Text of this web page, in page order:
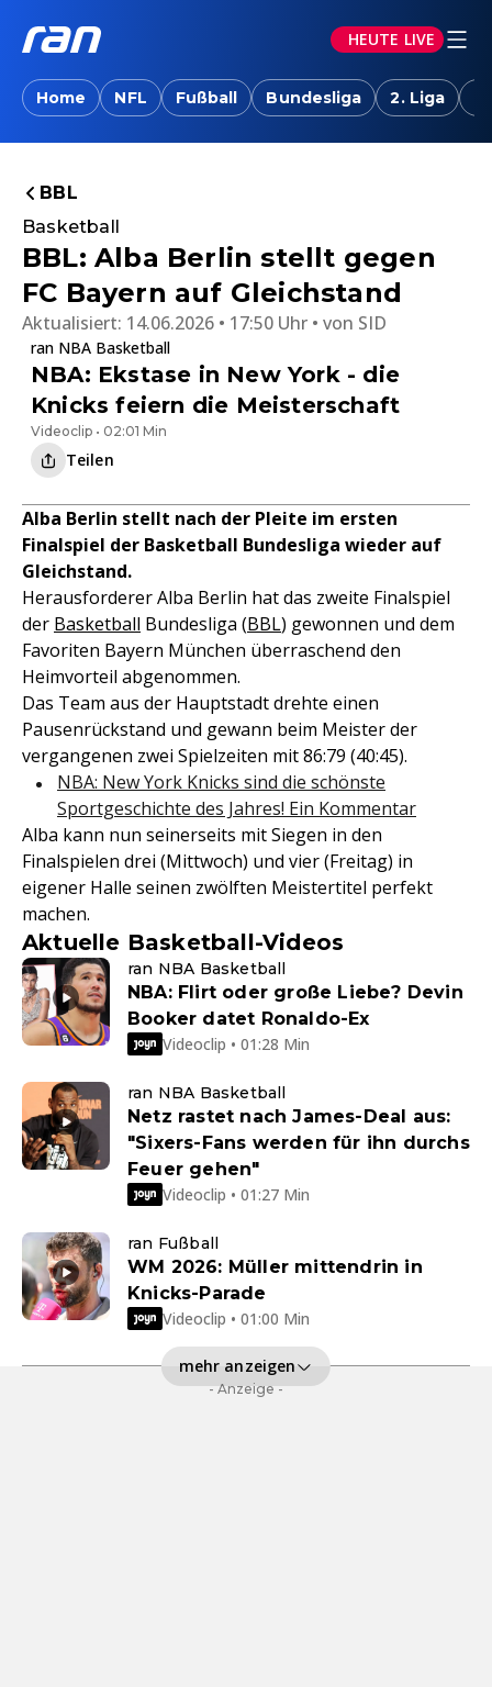
HEUTE LIVE
Home NFL Fußball Bundesliga 2. Liga
BBL
Basketball
BBL: Alba Berlin stellt gegen
FC Bayern auf Gleichstand
Aktualisiert: 14.06.2026 • 17:50 Uhr von SID
ran NBA Basketball
NBA: Ekstase in New York - die
Knicks feiern die Meisterschaft
Videoclip • 02:01 Min
Teilen
Alba Berlin stellt nach der Pleite im ersten
Finalspiel der Basketball Bundesliga wieder auf
Gleichstand.
Herausforderer Alba Berlin hat das zweite Finalspiel
der Basketball Bundesliga (BBL) gewonnen und dem
Favoriten Bayern München überraschend den
Heimvorteil abgenommen.
Das Team aus der Hauptstadt drehte einen
Pausenrückstand und gewann beim Meister der
vergangenen zwei Spielzeiten mit 86:79 (40:45).
NBA: New York Knicks sind die schönste
Sportgeschichte des Jahres! Ein Kommentar
Alba kann nun seinerseits mit Siegen in den
Finalspielen drei (Mittwoch) und vier (Freitag) in
eigener Halle seinen zwölften Meistertitel perfekt
machen.
Aktuelle Basketball-Videos
ran NBA Basketball
NBA: Flirt oder große Liebe? Devin
Booker datet Ronaldo-Ex
Videoclip • 01:28 Min
ran NBA Basketball
Netz rastet nach James-Deal aus:
"Sixers-Fans werden für ihn durchs
Feuer gehen"
Videoclip • 01:27 Min
ran Fußball
WM 2026: Müller mittendrin in
Knicks-Parade
Videoclip • 01:00 Min
mehr anzeigen
- Anzeige -